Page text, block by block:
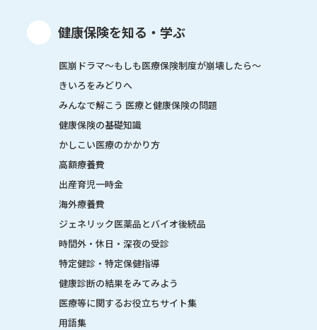
健康保険を知る・学ぶ
医崩ドラマ〜もしも医療保険制度が崩壊したら〜
きいろをみどりへ
みんなで解こう 医療と健康保険の問題
健康保険の基礎知識
かしこい医療のかかり方
高額療養費
出産育児一時金
海外療養費
ジェネリック医薬品とバイオ後続品
時間外・休日・深夜の受診
特定健診・特定保健指導
健康診断の結果をみてみよう
医療等に関するお役立ちサイト集
用語集